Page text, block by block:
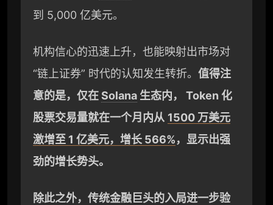
到 5,000 亿美元。
机构信心的迅速上升，也能映射出市场对
“链上证券” 时代的认知发生转折。 值得注
意的是，仅在Solana 生态内， Token 化
股票交易量就在一个月内从 1500 万美元
激增至 1 亿美元，增长 566%，显示出强
劲的增长势头。
除此之外，传统金融巨头的入局进一步验